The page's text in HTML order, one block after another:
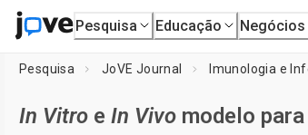
Pesquisa Educação Negócios
Pesquisa JoVE Journal Imunologia e
In Vitro e In Vivo modelo